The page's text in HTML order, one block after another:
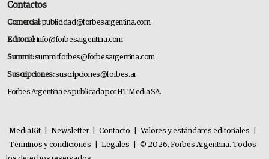
Contactos
Comercial:publicidad@forbesargentina.com
Editorial:info@forbesargentina.com
Summit:summitforbes@forbesargentina.com
Suscripciones:suscripciones@forbes.ar
Forbes Argentina es publicada por HT Media SA.
MediaKit Newsletter Contacto Valores y estándares editoriales
Términos y condiciones
Legales
© 2026. Forbes Argentina. Todos